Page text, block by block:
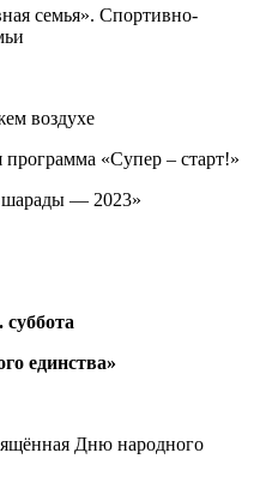
семья». Спортивно-
воздухе
«Супер – старт!»
— 2023»
суббота
единства»
Дню народного